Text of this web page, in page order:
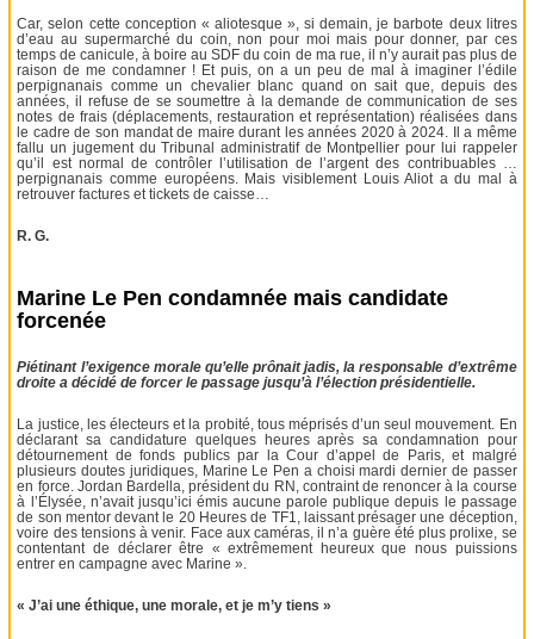
Car, selon cette conception « aliotesque », si demain, je barbote deux litres
d’eau au supermarché du coin, non pour moi mais pour donner, par ces
temps de canicule, à boire au SDF du coin de ma rue, il n’y aurait pas plus de
raison de me condamner ! Et puis, on a un peu de mal à imaginer l’édile
perpignanais comme un chevalier blanc quand on sait que, depuis des
années, il refuse de se soumettre à la demande de communication de ses
notes de frais (déplacements, restauration et représentation) réalisées dans
le cadre de son mandat de maire durant les années 2020 à 2024. Il a même
fallu un jugement du Tribunal administratif de Montpellier pour lui rappeler
qu’il est normal de contrôler l’utilisation de l’argent des contribuables …
perpignanais comme européens. Mais visiblement Louis Aliot a du mal à
retrouver factures et tickets de caisse…
R. G.
Marine Le Pen condamnée mais candidate
forcenée
Piétinant l’exigence morale qu’elle prônait jadis, la responsable d’extrême
droite a décidé de forcer le passage jusqu’à l’élection présidentielle.
La justice, les électeurs et la probité, tous méprisés d’un seul mouvement. En
déclarant sa candidature quelques heures après sa condamnation pour
détournement de fonds publics par la Cour d’appel de Paris, et malgré
plusieurs doutes juridiques, Marine Le Pen a choisi mardi dernier de passer
en force. Jordan Bardella, président du RN, contraint de renoncer à la course
à l’Élysée, n’avait jusqu’ici émis aucune parole publique depuis le passage
de son mentor devant le 20 Heures de TF1, laissant présager une déception,
voire des tensions à venir. Face aux caméras, il n’a guère été plus prolixe, se
contentant de déclarer être « extrêmement heureux que nous puissions
entrer en campagne avec Marine ».
« J’ai une éthique, une morale, et je m’y tiens »